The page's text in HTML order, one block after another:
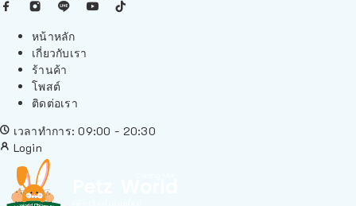
หน้าหลัก
เกี่ยวกับเรา
ร้านค้า
โพสต์
ติดต่อเรา
เวลาทำการ: 09:00 - 20:30
Login